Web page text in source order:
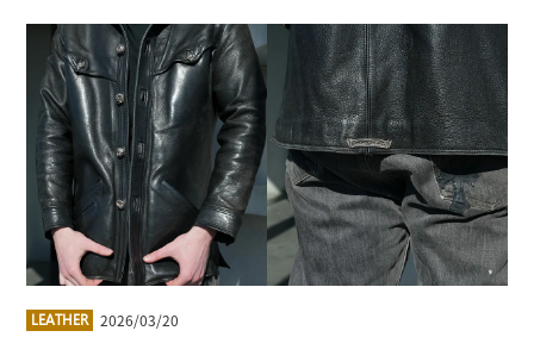
LEATHER 2026/03/20